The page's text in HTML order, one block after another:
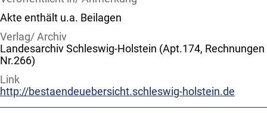
Akte enthält u.a. Beilagen
Verlag/ Archiv
Landesarchiv Schleswig-Holstein (Apt.174, Rechnungen
Nr.266)
Link
http://bestaendeuebersicht.schleswig-holstein.de